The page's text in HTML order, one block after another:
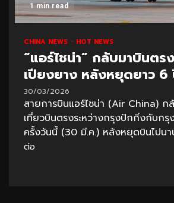
1 min read
CHINA NEWS HOT NEWS
“แอร์ไชน่า” กลับมาบินต
เปียงยาง หลังหยุดยาว 6
30/03/2026
สายการบินแอร์ไชน่า (Air China) ก
เที่ยวบินตรงระหว่างกรุงปักกิ่งกับกรุ
ครั้งวันนี้ (30 มี.ค.) หลังหยุดบินไปนา
ต่อ